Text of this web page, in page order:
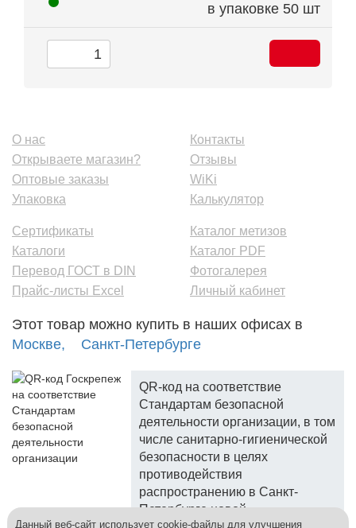
в упаковке 50 шт
О нас
Открываете магазин?
Оптовые заказы
Упаковка
Контакты
Отзывы
WiKi
Калькулятор
Сертификаты
Каталоги
Перевод ГОСТ в DIN
Прайс-листы Excel
Каталог метизов
Каталог PDF
Фотогалерея
Личный кабинет
Этот товар можно купить в наших офисах в
Москве,
Санкт-Петербурге
QR-код на соответствие
Стандартам безопасной
деятельности организации, в том
числе санитарно-гигиенической
безопасности в целях
противодействия
распространению в Санкт-
Петербурге новой
Данный веб-сайт использует cookie-файлы для улучшения